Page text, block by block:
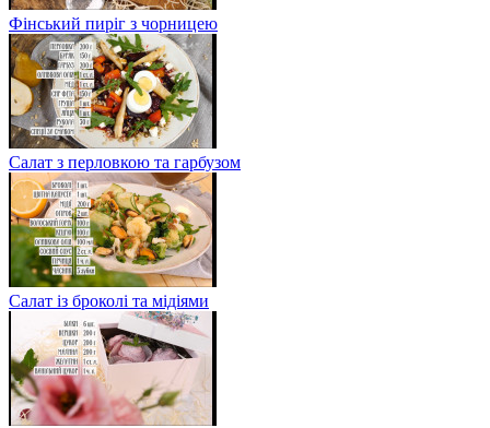
Фінський пиріг з чорницею
Салат з перловкою та гарбузом
Салат із броколі та мідіями